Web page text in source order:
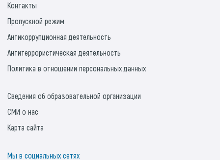
Контакты
Пропускной режим
Антикоррупционная деятельность
Антитеррористическая деятельность
Политика в отношении персональных данных
Сведения об образовательной организации
СМИ о нас
Карта сайта
Мы в социальных сетях